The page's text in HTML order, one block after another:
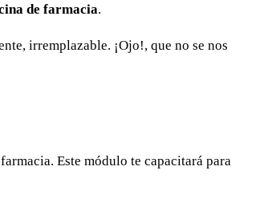
de farmacia.
irremplazable. ¡Ojo!, que no se nos
Este módulo te capacitará para